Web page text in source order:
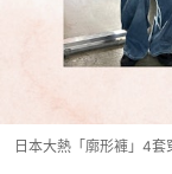
日本大熱「廓形褲」4套